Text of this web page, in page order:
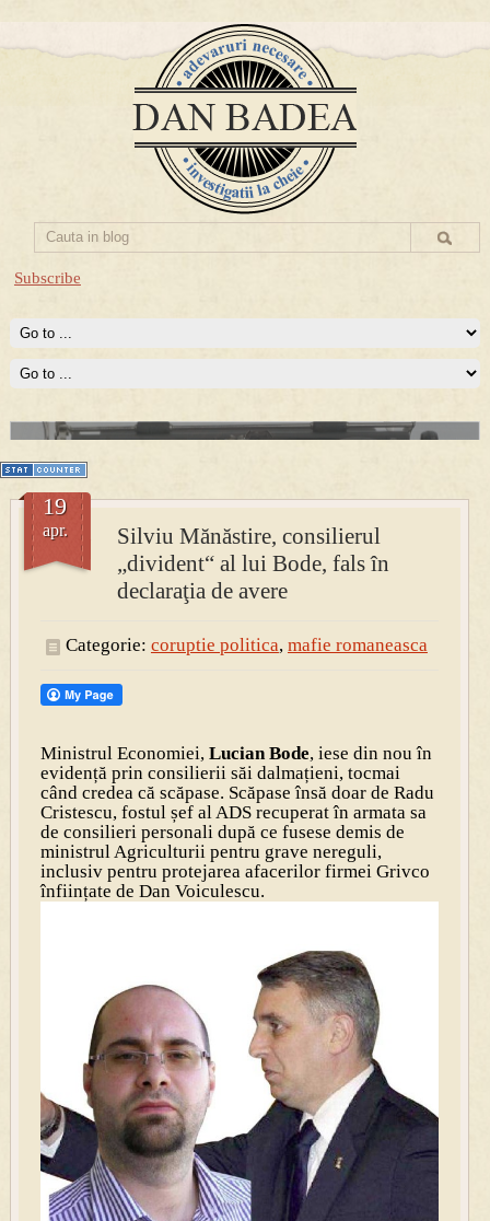
Subscribe
PRESA
Permise pentru vânătoarea de porci în costume, cu gulere albe
Prima mea carte publicata (Nemira)
Averea Presedintelui: prima lucrare despre controversatele
conturi secrete ale Securitatii.
Silviu Mănăstire, consilierul
„divident“ al lui Bode, fals în
declaraţia de avere
19
apr.
Categorie: coruptie politica, mafie romaneasca
Ministrul Economiei, Lucian Bode, iese din nou în
evidență prin consilierii săi dalmațieni, tocmai
când credea că scăpase. Scăpase însă doar de Radu
Cristescu, fostul șef al ADS recuperat în armata sa
de consilieri personali după ce fusese demis de
ministrul Agriculturii pentru grave nereguli,
inclusiv pentru protejarea afacerilor firmei Grivco
înființate de Dan Voiculescu.